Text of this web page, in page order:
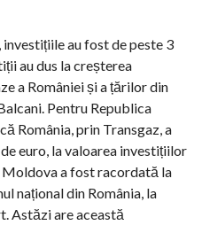
investițiile au fost de peste 3
au dus la creșterea
a României și a țărilor din
Pentru Republica
România, prin Transgaz, a
euro, la valoarea investițiilor
a fost racordată la
național din România, la
Astăzi are această